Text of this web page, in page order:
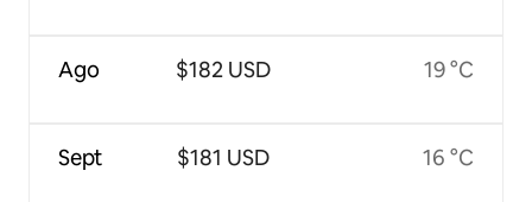
Ago
Sept
$182 USD
$181 USD
19 °C
16 °C